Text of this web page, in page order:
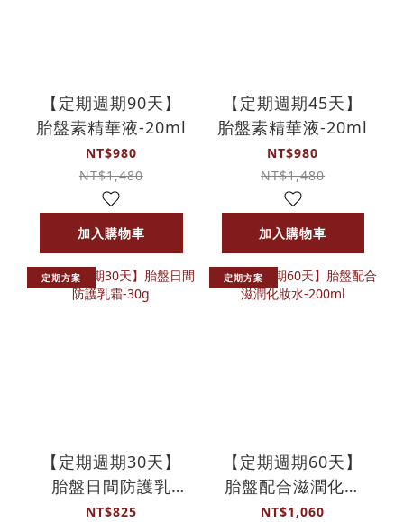
【定期週期90天】
胎盤素精華液-20ml
NT$980
NT$1,480
加入購物車
【定期週期45天】
胎盤素精華液-20ml
NT$980
NT$1,480
加入購物車
定期方案
【定期週期30天】
胎盤日間防護乳
霜-30g
NT$825
定期方案
【定期週期60天】
胎盤配合滋潤化妝
水-200ml
NT$1,060